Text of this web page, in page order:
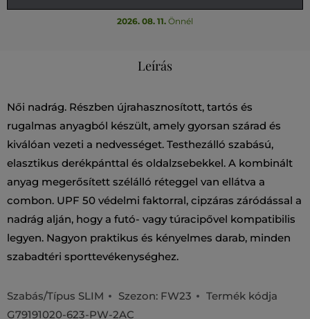
2026. 08. 11. Önnél
Leírás
Női nadrág. Részben újrahasznosított, tartós és
rugalmas anyagból készült, amely gyorsan szárad és
kiválóan vezeti a nedvességet. Testhezálló szabású,
elasztikus derékpánttal és oldalzsebekkel. A kombinált
anyag megerősített szélálló réteggel van ellátva a
combon. UPF 50 védelmi faktorral, cipzáras záródással a
nadrág alján, hogy a futó- vagy túracipővel kompatibilis
legyen. Nagyon praktikus és kényelmes darab, minden
szabadtéri sporttevékenységhez.
Szabás/Típus SLIM Szezon: FW23
Termék kódja
G79191020-623-PW-2AC